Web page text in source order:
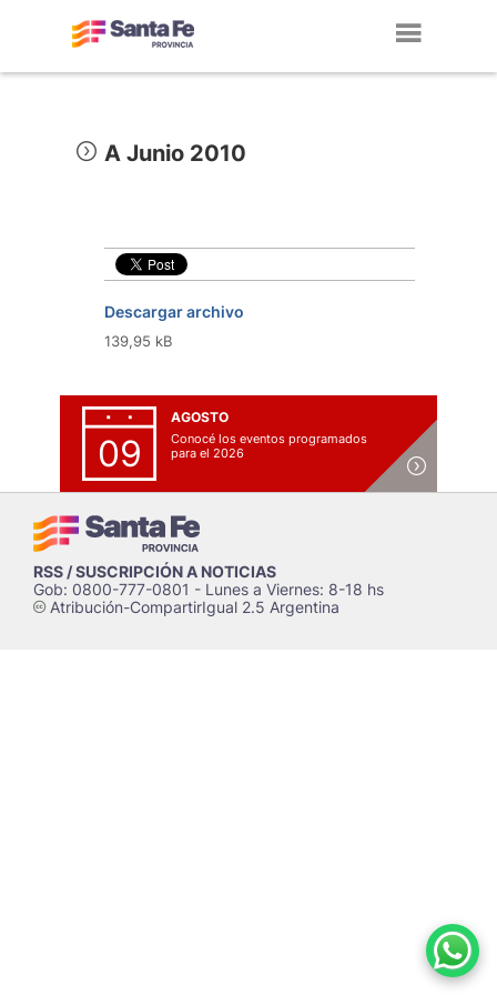
A Junio 2010
Descargar archivo
139,95 kB
09
AGOSTO
Conocé los eventos programados
para el 2026
RSS / SUSCRIPCIÓN A NOTICIAS
Gob: 0800-777-0801 - Lunes a Viernes: 8-18 hs
cAtribución-CompartirIgual 2.5 Argentina